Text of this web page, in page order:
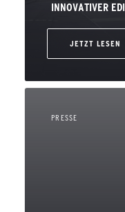
INNOVATIVER
JETZT LESEN
PRESSE